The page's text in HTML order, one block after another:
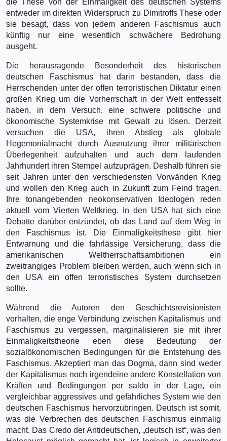
entweder im direkten Widerspruch zu Dimitroffs These oder
sie besagt, dass von jedem anderen Faschismus auch
künftig nur eine wesentlich schwächere Bedrohung
ausgeht.
Die herausragende Besonderheit des historischen
deutschen Faschismus hat darin bestanden, dass die
Herrschenden unter der offen terroristischen Diktatur einen
großen Krieg um die Vorherrschaft in der Welt entfesselt
haben, in dem Versuch, eine schwere politische und
ökonomische Systemkrise mit Gewalt zu lösen. Derzeit
versuchen die USA, ihren Abstieg als globale
Hegemonialmacht durch Ausnutzung ihrer militärischen
Überlegenheit aufzuhalten und auch dem laufenden
Jahrhundert ihren Stempel aufzuprägen. Deshalb führen sie
seit Jahren unter den verschiedensten Vorwänden Krieg
und wollen den Krieg auch in Zukunft zum Feind tragen.
Ihre tonangebenden neokonservativen Ideologen reden
aktuell vom Vierten Weltkrieg. In den USA hat sich eine
Debatte darüber entzündet, ob das Land auf dem Weg in
den Faschismus ist. Die Einmaligkeitsthese gibt hier
Entwarnung und die fahrlässige Versicherung, dass die
amerikanischen Weltherrschaftsambitionen ein
zweitrangiges Problem bleiben werden, auch wenn sich in
den USA ein offen terroristisches System durchsetzen
sollte.
Während die Autoren den Geschichtsrevisionisten
vorhalten, die enge Verbindung zwischen Kapitalismus und
Faschismus zu vergessen, marginalisieren sie mit ihrer
Einmaligkeitstheorie eben diese Bedeutung der
sozialökonomischen Bedingungen für die Entstehung des
Faschismus. Akzeptiert man das Dogma, dann sind weder
der Kapitalismus noch irgendeine andere Konstellation von
Kräften und Bedingungen per saldo in der Lage, ein
vergleichbar aggressives und gefährliches System wie den
deutschen Faschismus hervorzubringen. Deutsch ist somit,
was die Verbrechen des deutschen Faschismus einmalig
macht. Das Credo der Antideutschen, „deutsch ist“, was den